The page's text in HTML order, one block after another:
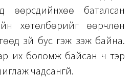
өөрсдийнхөө баталсан
хөтөлбөрийг өөрчлөн
зүй бус гэж үзэж байна.
их боломж байсан ч тэр
чадсангүй.